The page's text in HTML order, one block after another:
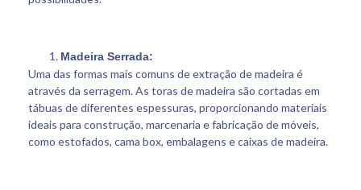
Madeira Serrada:
Uma das formas mais comuns de extração de madeira é
através da serragem. As toras de madeira são cortadas em
tábuas de diferentes espessuras, proporcionando materiais
ideais para construção, marcenaria e fabricação de móveis,
como estofados, cama box, embalagens e caixas de madeira.